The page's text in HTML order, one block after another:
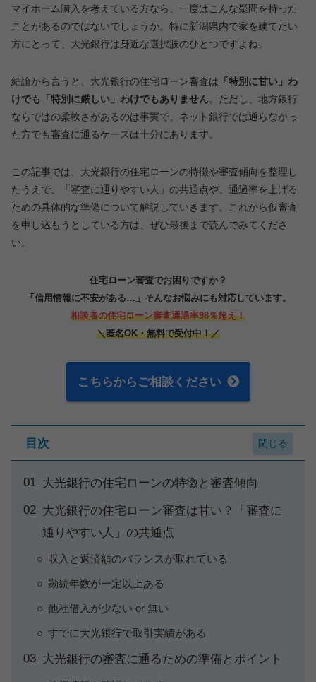
マイホーム購入を考えている方なら、一度はこんな疑問を持った
ことがあるのではないでしょうか。特に新潟県内で家を建てたい
方にとって、大光銀行は身近な選択肢のひとつですよね。
結論から言うと、大光銀行の住宅ローン審査は 「特別に甘い」わ
けでも「特別に厳しい」わけでもありません。ただし、地方銀行
ならではの柔軟さがあるのは事実で、ネット銀行では通らなかっ
た方でも審査に通るケースは十分にあります。
この記事では、大光銀行の住宅ローンの特徴や審査傾向を整理し
たうえで、「審査に通りやすい人」の共通点や、通過率を上げる
ための具体的な準備について解説していきます。これから仮審査
を申し込もうとしている方は、ぜひ最後まで読んでみてくださ
い。
住宅ローン審査でお困りですか？
「信用情報に不安がある…」そんなお悩みにも対応しています。
相談者の住宅ローン審査通過率98％超え！
＼匿名OK・無料で受付中！／
こちらからご相談ください
目次
大光銀行の住宅ローンの特徴と審査傾向
大光銀行の住宅ローン審査は甘い？「審査に
通りやすい人」の共通点
収入と返済額のバランスが取れている
勤続年数が一定以上ある
他社借入が少ない or 無い
すでに大光銀行で取引実績がある
大光銀行の審査に通るための準備とポイント